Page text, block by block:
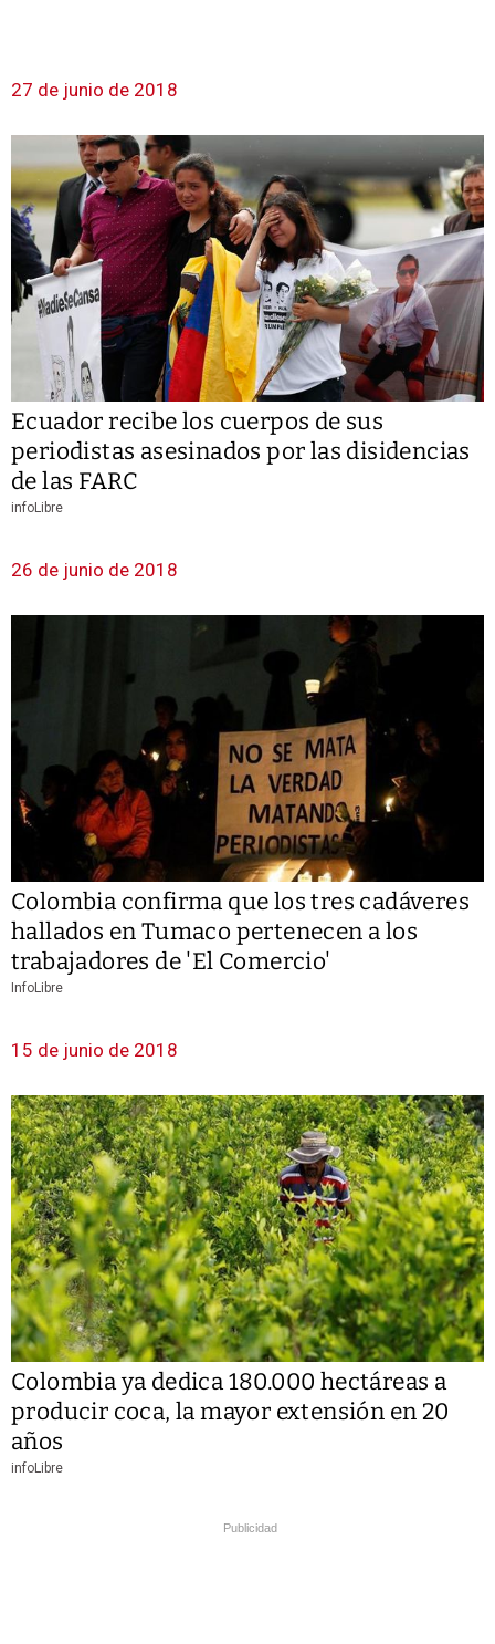
27 de junio de 2018
Ecuador recibe los cuerpos de sus
periodistas asesinados por las disidencias
de las FARC
infoLibre
26 de junio de 2018
Colombia confirma que los tres cadáveres
hallados en Tumaco pertenecen a los
trabajadores de 'El Comercio'
InfoLibre
15 de junio de 2018
Colombia ya dedica 180.000 hectáreas a
producir coca, la mayor extensión en 20
años
infoLibre
Publicidad